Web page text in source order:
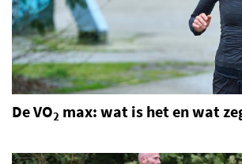
De VO2 max: wat is het en wat